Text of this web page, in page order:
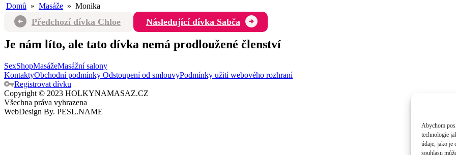
Abychom
technologie
údaje, jako je
souhlasu
Domů » Masáže » Monika
Předchozí dívka Chloe Následující dívka Sabča
Je nám líto, ale tato dívka nemá prodloužené členství
SexShopMasážeMasážní salony
KontaktyObchodní podmínky Odstoupení od smlouvyPodmínky užití webového rozhraní
Registrovat dívku
Copyright © 2023 HOLKYNAMASAZ.CZ
Všechna práva vyhrazena
WebDesign By. PESL.NAME